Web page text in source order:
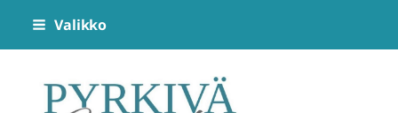
Siirry
sivun
sisältöön
Valikko